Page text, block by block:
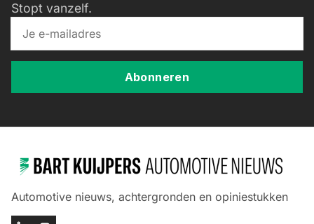
Stopt vanzelf.
Abonneren
Automotive nieuws, achtergronden en opiniestukken